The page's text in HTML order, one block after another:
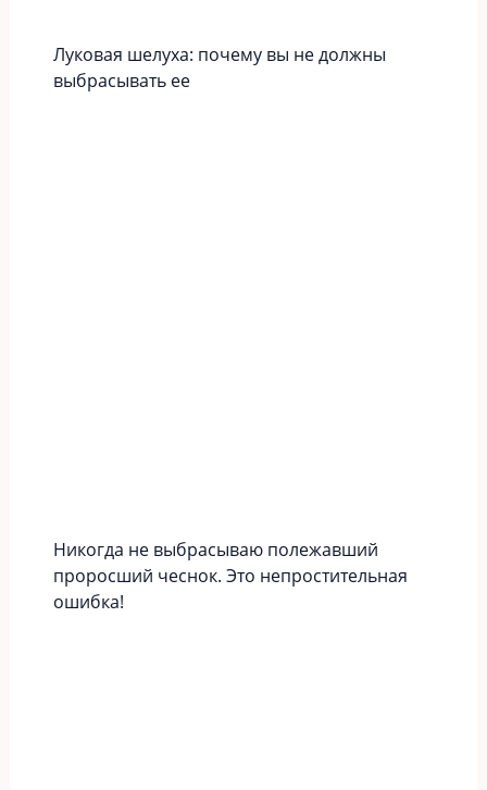
Луковая шелуха: почему вы не должны
выбрасывать ее
Никогда не выбрасываю полежавший
проросший чеснок. Это непростительная
ошибка!